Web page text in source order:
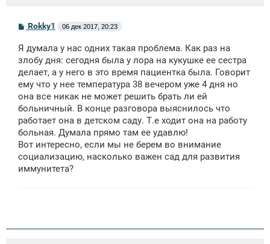
С
о
б
щ
н
и
Rokky1 06 дек 2017, 20:23
Я думала у нас одних такая проблема. Как раз на
злобу дня: сегодня была у лора на кукушке ее сестра
делает, а у него в это время пациентка была. Говорит
ему что у нее температура 38 вечером уже 4 дня но
она все никак не может решить брать ли ей
больничный. В конце разговора выяснилось что
работает она в детском саду. Т.е ходит она на работу
больная. Думала прямо там ее удавлю!
Вот интересно, если мы не берем во внимание
социализацию, насколько важен сад для развития
иммунитета?